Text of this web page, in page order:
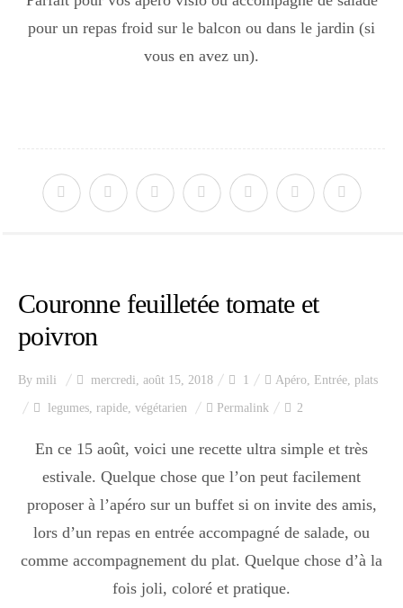
pour un repas froid sur le balcon ou dans le jardin (si
vous en avez un).
Couronne feuilletée tomate et
poivron
By mili mercredi, août 15, 2018 1 Apéro, Entrée, plats
legumes, rapide, végétarien Permalink 2
En ce 15 août, voici une recette ultra simple et très
estivale. Quelque chose que l’on peut facilement
proposer à l’apéro sur un buffet si on invite des amis,
lors d’un repas en entrée accompagné de salade, ou
comme accompagnement du plat. Quelque chose d’à la
fois joli, coloré et pratique.